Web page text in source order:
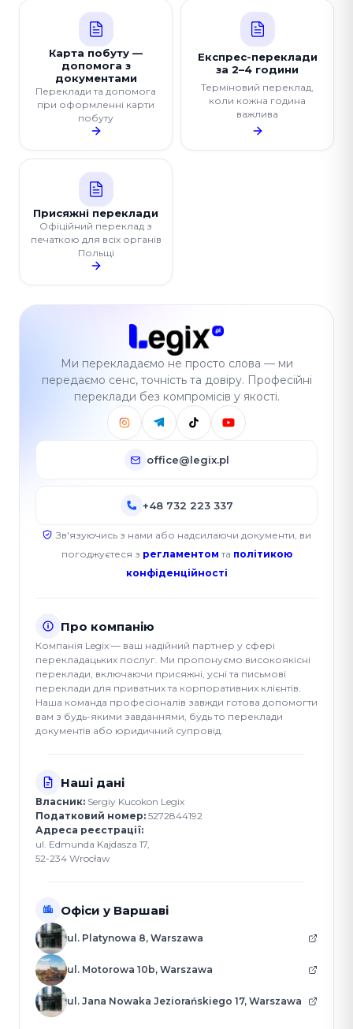
Карта побуту —
допомога з
документами
Переклади та допомога
при оформленні карти
побуту
Експрес-переклади
за 2–4 години
Терміновий переклад,
коли кожна година
важлива
Присяжні переклади
Офіційний переклад з
печаткою для всіх органів
Польщі
Ми перекладаємо не просто слова — ми
передаємо сенс, точність та довіру. Професійні
переклади без компромісів у якості.
office@legix.pl
+48 732 223 337
Зв'язуючись з нами або надсилаючи документи, ви
погоджуєтеся з регламентом та політикою
конфіденційності
Про компанію
Компанія Legix — ваш надійний партнер у сфері
перекладацьких послуг. Ми пропонуємо високоякісні
переклади, включаючи присяжні, усні та письмові
переклади для приватних та корпоративних клієнтів.
Наша команда професіоналів завжди готова допомогти
вам з будь-якими завданнями, будь то переклади
документів або юридичний супровід.
Наші дані
Власник: Sergiy Kucokon Legix
Податковий номер: 5272844192
Адреса реєстрації:
ul. Edmunda Kajdasza 17,
52-234 Wrocław
Офіси у Варшаві
ul. Platynowa 8, Warszawa
ul. Motorowa 10b, Warszawa
ul. Jana Nowaka Jeziorańskiego 17, Warszawa